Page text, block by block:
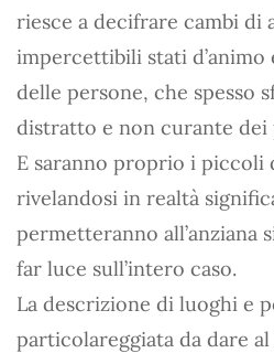
riesce a decifrare cambi di
impercettibili stati
delle persone, che spesso
distratto e non curante
E saranno proprio i piccoli
rivelandosi in realtà
permetteranno all’anziana
far luce sull’intero caso.
La descrizione di luoghi e
particolareggiata da dare